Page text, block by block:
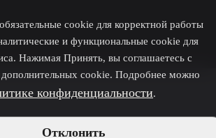
cookie для корректной работы
и функциональные cookie для
Нажимая Принять, вы соглашаетесь с
дополнительных cookie. Подробнее можно
конфиденциальности.
Отклонить